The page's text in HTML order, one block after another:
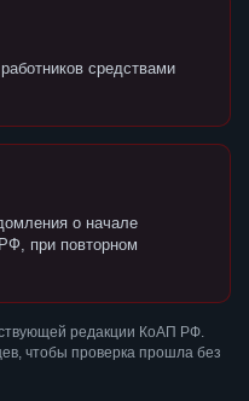
средствами
о начале
при повторном
редакции КоАП РФ.
чтобы проверка прошла без